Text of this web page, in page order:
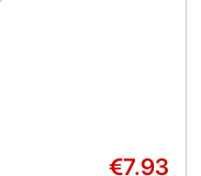
€7.93